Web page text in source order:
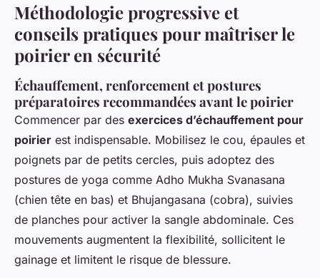
Méthodologie progressive et
conseils pratiques pour maîtriser le
poirier en sécurité
Échauffement, renforcement et postures
préparatoires recommandées avant le poirier
Commencer par des exercices d’échauffement pour
poirier est indispensable. Mobilisez le cou, épaules et
poignets par de petits cercles, puis adoptez des
postures de yoga comme Adho Mukha Svanasana
(chien tête en bas) et Bhujangasana (cobra), suivies
de planches pour activer la sangle abdominale. Ces
mouvements augmentent la flexibilité, sollicitent le
gainage et limitent le risque de blessure.